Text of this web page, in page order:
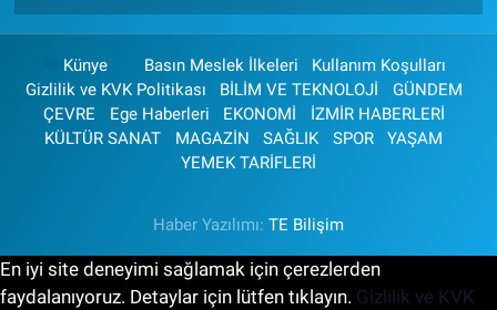
Künye Basın Meslek İlkeleri
Kullanım Koşulları
Gizlilik ve KVK Politikası
BİLİM VE TEKNOLOJİ
GÜNDEM
ÇEVRE
Ege Haberleri EKONOMİ
İZMİR HABERLERİ
KÜLTÜR SANAT
MAGAZİN SAĞLIK SPOR
YAŞAM
YEMEK TARİFLERİ
Haber Yazılımı: TE Bilişim
En iyi site deneyimi sağlamak için çerezlerden
faydalanıyoruz. Detaylar için lütfen tıklayın. Gizlilik ve KVK